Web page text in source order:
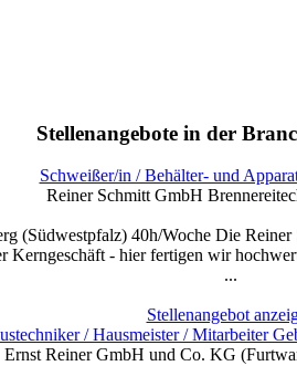
Stellenangebote in der
Schweißer/in / Behälter- und
Reiner Schmitt GmbH
(Südwestpfalz) 40h/Woche Die
Kerngeschäft - hier fertigen wir
...
Stellenangebot
/ Hausmeister / Mitarbeiter
Ernst Reiner GmbH und Co. KG